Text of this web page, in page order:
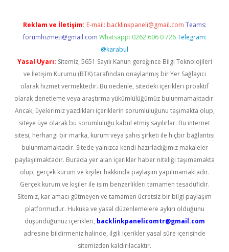
Reklam ve İletişim: E-mail: backlinkpaneli@gmail.com Teams:
forumhizmeti@gmail.com Whatsapp: 0262 606 0 726 Telegram:
@karabul
Yasal Uyarı: Sitemiz, 5651 Sayılı Kanun gereğince Bilgi Teknolojileri
ve İletişim Kurumu (BTK) tarafından onaylanmış bir Yer Sağlayıcı
olarak hizmet vermektedir. Bu nedenle, sitedeki içerikleri proaktif
olarak denetleme veya araştırma yükümlülüğümüz bulunmamaktadır.
Ancak, üyelerimiz yazdıkları içeriklerin sorumluluğunu taşımakta olup,
siteye üye olarak bu sorumluluğu kabul etmiş sayılırlar. Bu internet
sitesi, herhangi bir marka, kurum veya şahıs şirketi ile hiçbir bağlantısı
bulunmamaktadır. Sitede yalnızca kendi hazırladığımız makaleler
paylaşılmaktadır. Burada yer alan içerikler haber niteliği taşımamakta
olup, gerçek kurum ve kişiler hakkında paylaşım yapılmamaktadır.
Gerçek kurum ve kişiler ile isim benzerlikleri tamamen tesadüfidir.
Sitemiz, kar amacı gütmeyen ve tamamen ücretsiz bir bilgi paylaşım
platformudur. Hukuka ve yasal düzenlemelere aykırı olduğunu
düşündüğünüz içerikleri, backlinkpanelicomtr@gmail.com
adresine bildirmeniz halinde, ilgili içerikler yasal süre içerisinde
sitemizden kaldırılacaktır.